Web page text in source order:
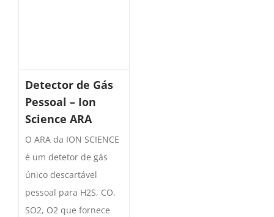
Detector de Gás
Pessoal – Ion
Science ARA
O ARA da ION SCIENCE
é um detetor de gás
único descartável
pessoal para H2S, CO,
SO2, O2 que fornece